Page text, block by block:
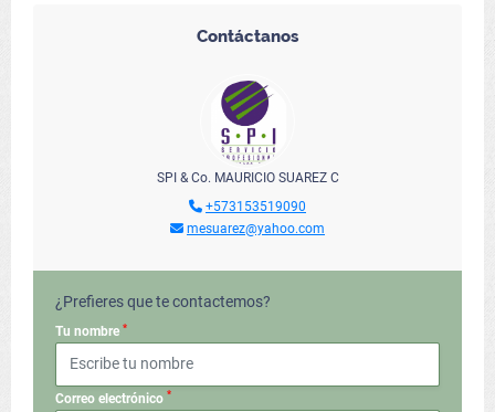
Contáctanos
SPI & Co. MAURICIO SUAREZ C
+573153519090
mesuarez@yahoo.com
¿Prefieres que te contactemos?
Tu nombre *
Correo electrónico *